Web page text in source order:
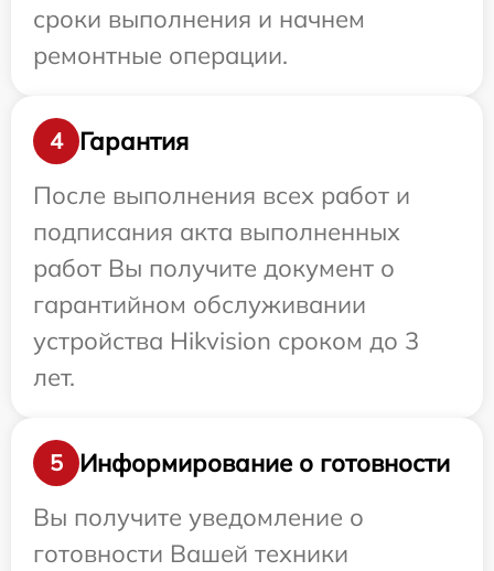
сроки выполнения и начнем
ремонтные операции.
4
Гарантия
После выполнения всех работ и
подписания акта выполненных
работ Вы получите документ о
гарантийном обслуживании
устройства Hikvision сроком до 3
лет.
5
Информирование о готовности
Вы получите уведомление о
готовности Вашей техники